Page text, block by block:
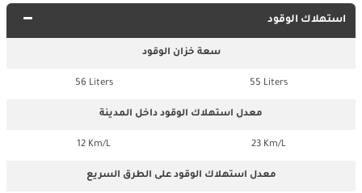
استهلاك الوقود
سعة خزان الوقود
55 Liters
56 Liters
معدل استهلاك الوقود داخل المدينة
23 Km/L
12 Km/L
معدل استهلاك الوقود على الطرق السريع